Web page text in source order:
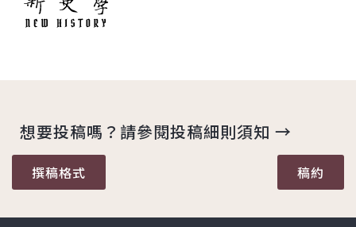
想要投稿嗎？請參閱投稿細則須知 →
撰稿格式 稿約